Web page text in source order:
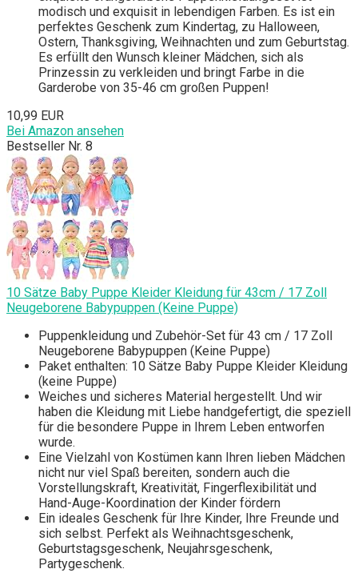
modisch und exquisit in lebendigen Farben. Es ist ein
perfektes Geschenk zum Kindertag, zu Halloween,
Ostern, Thanksgiving, Weihnachten und zum Geburtstag.
Es erfüllt den Wunsch kleiner Mädchen, sich als
Prinzessin zu verkleiden und bringt Farbe in die
Garderobe von 35-46 cm großen Puppen!
10,99 EUR
Bei Amazon ansehen
Bestseller Nr. 8
10 Sätze Baby Puppe Kleider Kleidung für 43cm / 17 Zoll
Neugeborene Babypuppen (Keine Puppe)
Puppenkleidung und Zubehör-Set für 43 cm / 17 Zoll
Neugeborene Babypuppen (Keine Puppe)
Paket enthalten: 10 Sätze Baby Puppe Kleider Kleidung
(keine Puppe)
Weiches und sicheres Material hergestellt. Und wir
haben die Kleidung mit Liebe handgefertigt, die speziell
für die besondere Puppe in Ihrem Leben entworfen
wurde.
Eine Vielzahl von Kostümen kann Ihren lieben Mädchen
nicht nur viel Spaß bereiten, sondern auch die
Vorstellungskraft, Kreativität, Fingerflexibilität und
Hand-Auge-Koordination der Kinder fördern
Ein ideales Geschenk für Ihre Kinder, Ihre Freunde und
sich selbst. Perfekt als Weihnachtsgeschenk,
Geburtstagsgeschenk, Neujahrsgeschenk,
Partygeschenk.